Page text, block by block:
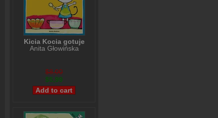
Kicia Kocia gotuje
Anita Głowińska
$8,00
$5,99